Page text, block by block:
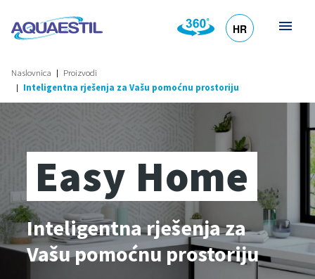
HR
Naslovnica
Proizvodi
Inteligentna rješenja za Vašu pomoćnu prostoriju
Easy Home
Inteligentna rješenja za
Vašu pomoćnu prostoriju